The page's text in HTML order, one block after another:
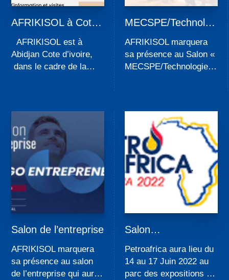
AFRIKISOL à Cote
AFRIKISOL est à
Abidjan Cote d’ivoire,
dans le cadre de la
décembre 2022
organisée...
MECSPE/Technolog
AFRIKISOL marquera
sa présence au Salon «
MECSPE/Technologies
Salon de l’entreprise
AFRIKISOL marquera
sa présence au salon
de l’entreprise qui aura
Salon
Petroafrica aura lieu du
14 au 17 Juin 2022 au
parc des expositions du